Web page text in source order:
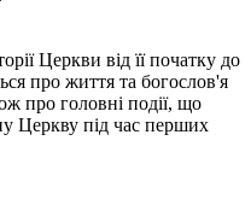
Церкви від її початку до
про життя та богослов'я
про головні події, що
Церкву під час перших